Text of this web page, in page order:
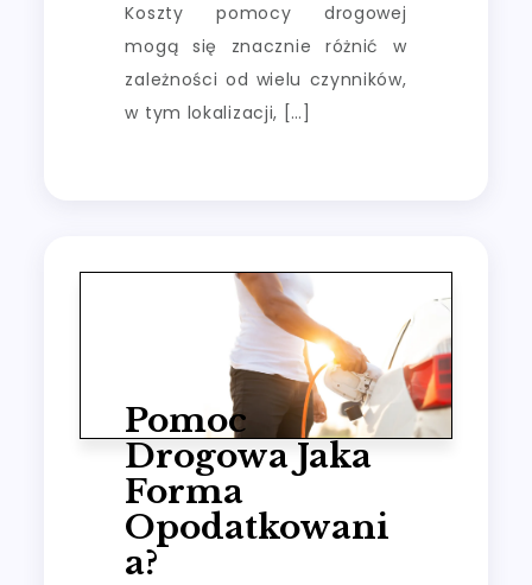
Koszty pomocy drogowej
mogą się znacznie różnić w
zależności od wielu czynników,
w tym lokalizacji, […]
Pomoc
Drogowa Jaka
Forma
Opodatkowani
A?